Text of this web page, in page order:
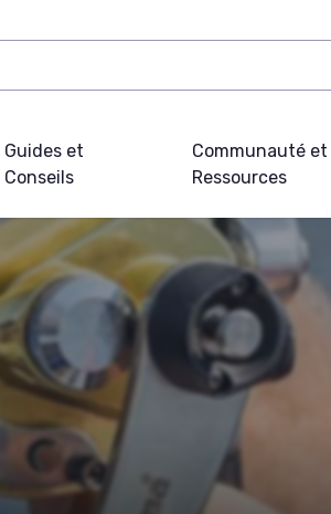
Guides et
Conseils
Communauté et
Ressources